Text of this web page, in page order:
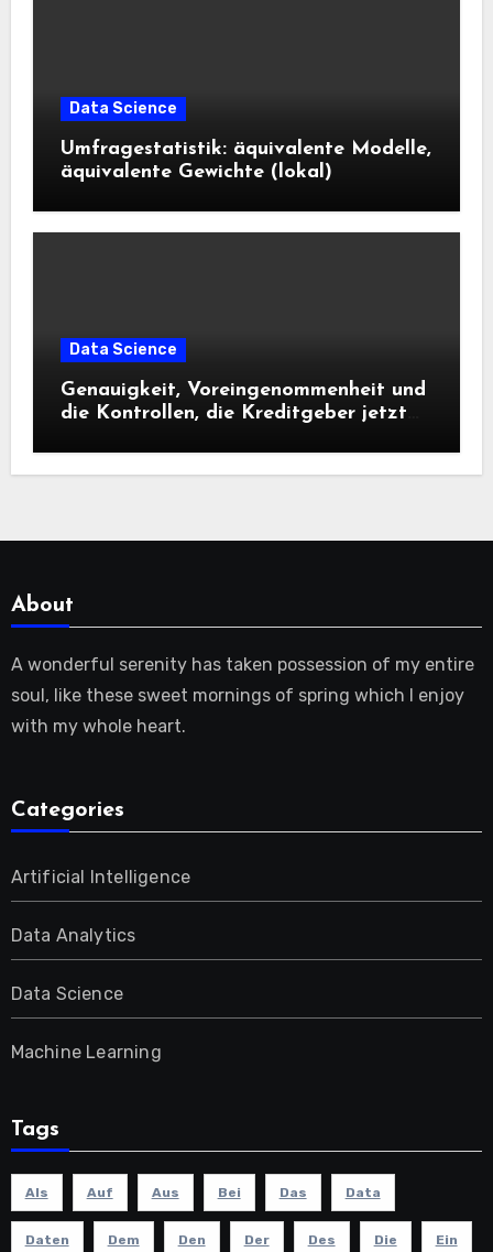
Data Science
Umfragestatistik: äquivalente Modelle,
äquivalente Gewichte (lokal)
Data Science
Genauigkeit, Voreingenommenheit und
die Kontrollen, die Kreditgeber jetzt
About
A wonderful serenity has taken possession of my entire
soul, like these sweet mornings of spring which I enjoy
with my whole heart.
Categories
Artificial Intelligence
Data Analytics
Data Science
Machine Learning
Tags
Als Auf Aus Bei Das Data
Daten Dem Den Der Des Die Ein